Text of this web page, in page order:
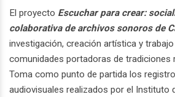
El proyecto Escuchar para crear:
colaborativa de archivos sonoros de
investigación, creación artística y
comunidades portadoras de tradiciones
Toma como punto de partida los
audiovisuales realizados por el Instituto